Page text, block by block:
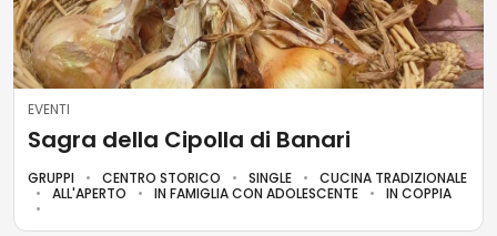
EVENTI
Sagra della Cipolla di Banari
GRUPPI CENTRO STORICO SINGLE
CUCINA TRADIZIONALE
ALL'APERTO
IN FAMIGLIA CON ADOLESCENTE IN COPPIA